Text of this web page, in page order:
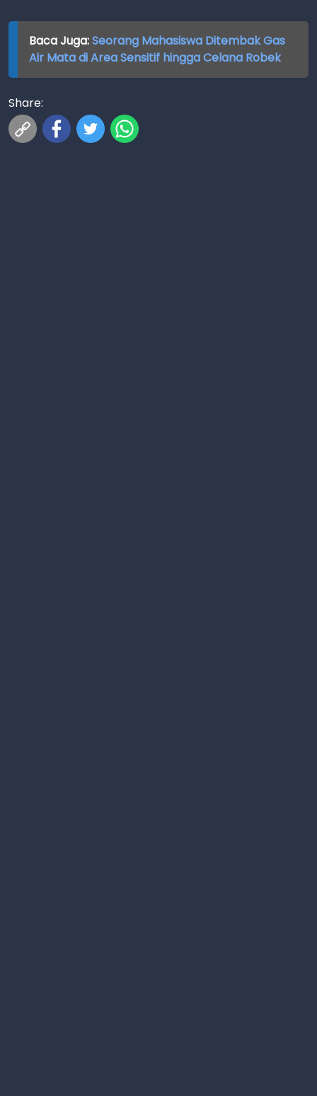
Baca Juga:Seorang Mahasiswa Ditembak Gas
Air Mata di Area Sensitif hingga Celana Robek
Share: